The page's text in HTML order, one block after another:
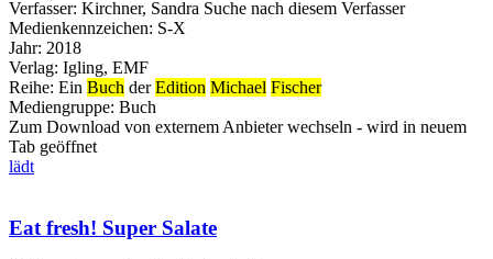
Verfasser: Kirchner, Sandra Suche nach diesem Verfasser
Medienkennzeichen: S-X
Jahr: 2018
Verlag: Igling, EMF
Reihe: Ein Buch derEdition Michael Fischer
Mediengruppe: Buch
Zum Download von externem Anbieter wechseln - wird in neuem
Tab geöffnet
lädt
Eat fresh! Super Salate